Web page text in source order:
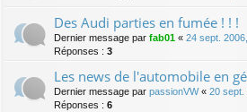
Des Audi parties en fumée ! ! !
Dernier message par fab01 « 24 sept.
Réponses : 3
Les news de l'automobile en
Dernier message par passionVW« 20 sept.
Réponses : 6